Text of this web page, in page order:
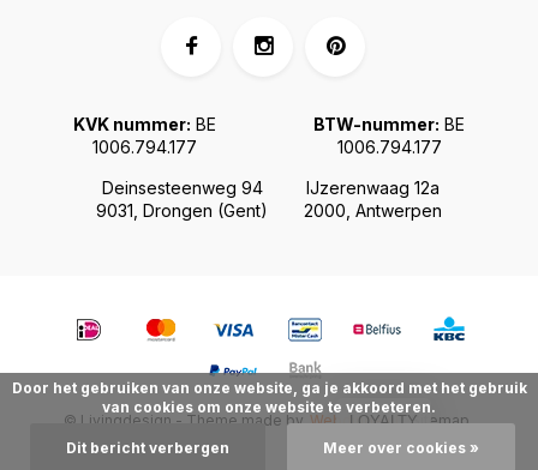
Deinsesteenweg 94
9031, Drongen (Gent)
IJzerenwaag 12a
2000, Antwerpen
KVK nummer: BE
1006.794.177
BTW-nummer: BE
1006.794.177
© Livingdesign - Theme made by Webdinge.nl Sitemap
Door het gebruiken van onze website, ga je akkoord met het gebruik
van cookies om onze website te verbeteren.
Dit bericht verbergen Meer over cookies »
LOYALTY